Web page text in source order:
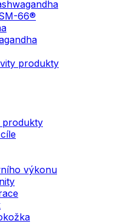
66®
produkty
produkty
výkonu